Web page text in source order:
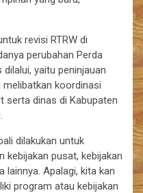
revisi RTRW di
perubahan Perda
dilalui, yaitu peninjauan
melibatkan koordinasi
serta dinas di Kabupaten
dilakukan untuk
kebijakan pusat, kebijakan
lainnya. Apalagi, kita kan
program atau kebijakan